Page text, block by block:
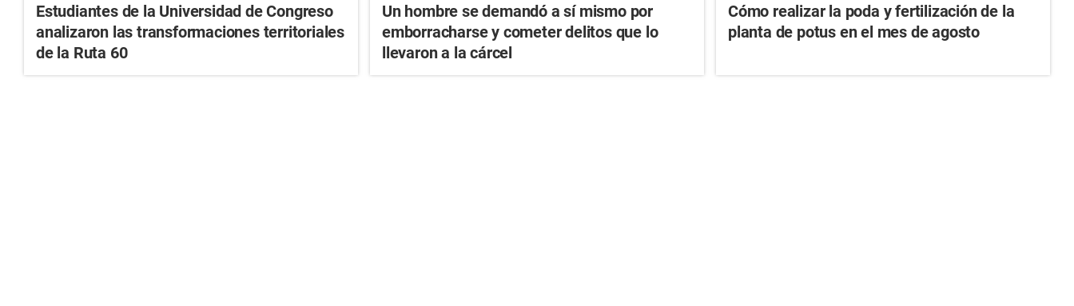
Estudiantes de la Universidad de Congreso
analizaron las transformaciones territoriales
de la Ruta 60
Un hombre se demandó a sí mismo por
emborracharse y cometer delitos que lo
llevaron a la cárcel
Cómo realizar la poda y fertilización de la
planta de potus en el mes de agosto